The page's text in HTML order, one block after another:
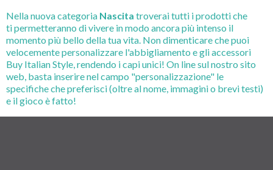
Nella nuova categoria Nascita troverai tutti i prodotti che
ti permetteranno di vivere in modo ancora più intenso il
momento più bello della tua vita. Non dimenticare che puoi
velocemente personalizzare l'abbigliamento e gli accessori
Buy Italian Style, rendendo i capi unici! On line sul nostro sito
web, basta inserire nel campo "personalizzazione" le
specifiche che preferisci (oltre al nome, immagini o brevi testi)
e il gioco è fatto!